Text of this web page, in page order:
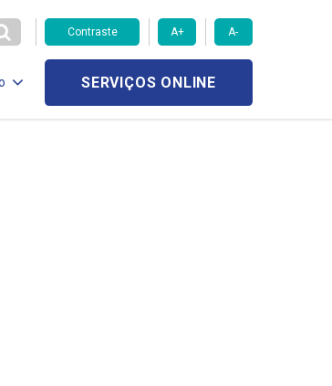
Contraste A+ A-
SERVIÇOS ONLINE